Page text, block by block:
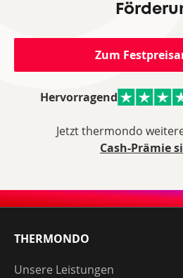
Zum
Hervorragend
Jetzt thermondo
Cash-Prämie
THERMONDO
Unsere Leistungen